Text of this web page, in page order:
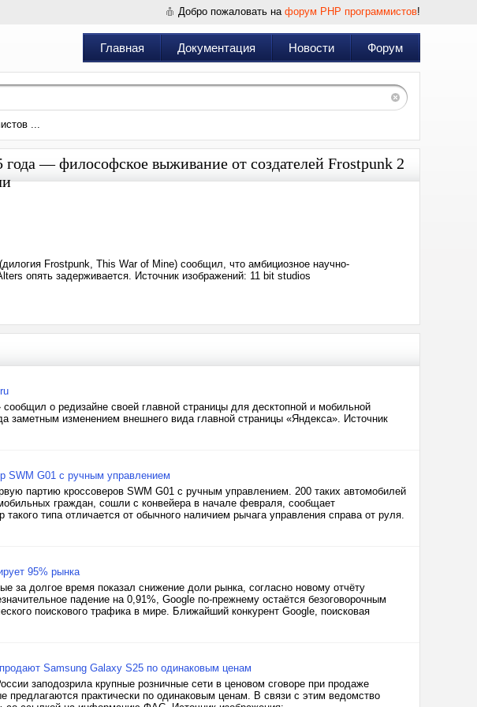
Добро пожаловать на форум PHP программистов!
Главная Документация Новости Форум
...
года — философское выживание от создателей Frostpunk 2
Frostpunk, This War of Mine) сообщил, что амбициозное научно-
опять задерживается. Источник изображений: 11 bit studios
сообщил о редизайне своей главной страницы для десктопной и мобильной
заметным изменением внешнего вида главной страницы «Яндекса». Источник
SWM G01 с ручным управлением
партию кроссоверов SWM G01 с ручным управлением. 200 таких автомобилей
граждан, сошли с конвейера в начале февраля, сообщает
типа отличается от обычного наличием рычага управления справа от руля.
95% рынка
за долгое время показал снижение доли рынка, согласно новому отчёту
падение на 0,91%, Google по-прежнему остаётся безоговорочным
поискового трафика в мире. Ближайший конкурент Google, поисковая
Samsung Galaxy S25 по одинаковым ценам
заподозрила крупные розничные сети в ценовом сговоре при продаже
предлагаются практически по одинаковым ценам. В связи с этим ведомство